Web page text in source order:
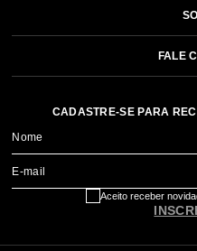
FALE
CADASTRE-SE PARA
Nome
E-mail
Aceito receber